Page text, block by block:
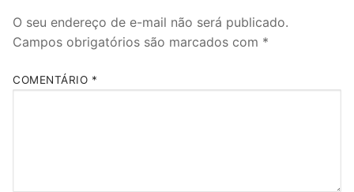
O seu endereço de e-mail não será publicado.
Campos obrigatórios são marcados com *
COMENTÁRIO *